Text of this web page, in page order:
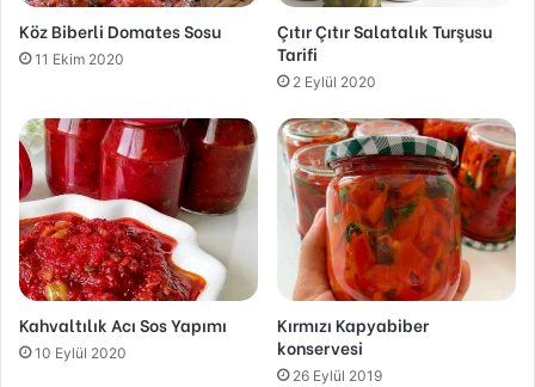
Köz Biberli Domates Sosu
11 Ekim 2020
Çıtır Çıtır Salatalık Turşusu
Tarifi
2 Eylül 2020
Kahvaltılık Acı Sos Yapımı
10 Eylül 2020
Kırmızı Kapyabiber
konservesi
26 Eylül 2019